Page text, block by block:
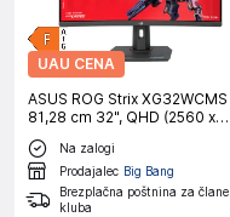
UAU CENA
ASUS ROG Strix XG32WCMS
81,28 cm 32", QHD (2560 x
1440), Fast VA, 1500R,
280Hz ukrivljen gaming
monitor
Na zalogi
Prodajalec Big Bang
Brezplačna poštnina za člane
kluba